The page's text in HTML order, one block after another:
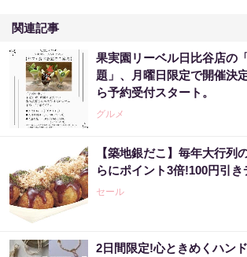
関連記事
果実園リーベル日比谷店の
題」、月曜日限定で開催決
ら予約受付スタート。
グルメ
【築地銀だこ】毎年大行列
らにポイント3倍!100円引き
セール
2日間限定!心ときめくハン